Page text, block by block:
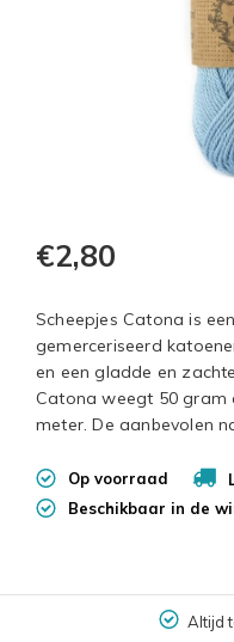
€2,80
Scheepjes Catona is
gemerceriseerd
en een gladde en
Catona weegt 50 gram
meter. De aanbevolen
Op voorraad
Beschikbaar in de
Altijd